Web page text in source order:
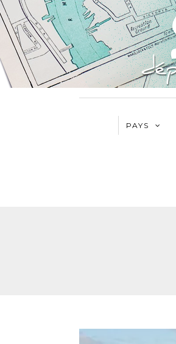
PAYS